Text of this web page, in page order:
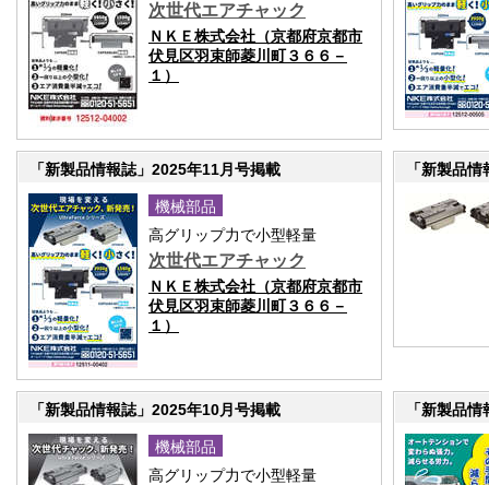
次世代エアチャック
ＮＫＥ株式会社（京都府京都市
伏見区羽束師菱川町３６６－
１）
「新製品情報誌」2025年11月号掲載
機械部品
高グリップ力で小型軽量
次世代エアチャック
ＮＫＥ株式会社（京都府京都市
伏見区羽束師菱川町３６６－
１）
「新製品
「新製品情報誌」2025年10月号掲載
機械部品
高グリップ力で小型軽量
「新製品